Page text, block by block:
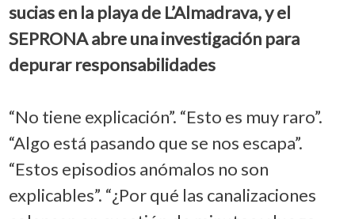
sucias en la playa de L’Almadrava, y el
SEPRONA abre una investigación para
depurar responsabilidades
“No tiene explicación”. “Esto es muy raro”.
“Algo está pasando que se nos escapa”.
“Estos episodios anómalos no son
explicables”. “¿Por qué las canalizaciones